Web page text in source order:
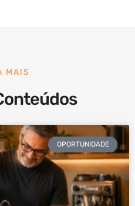
MAIS
OPORTUNIDADE